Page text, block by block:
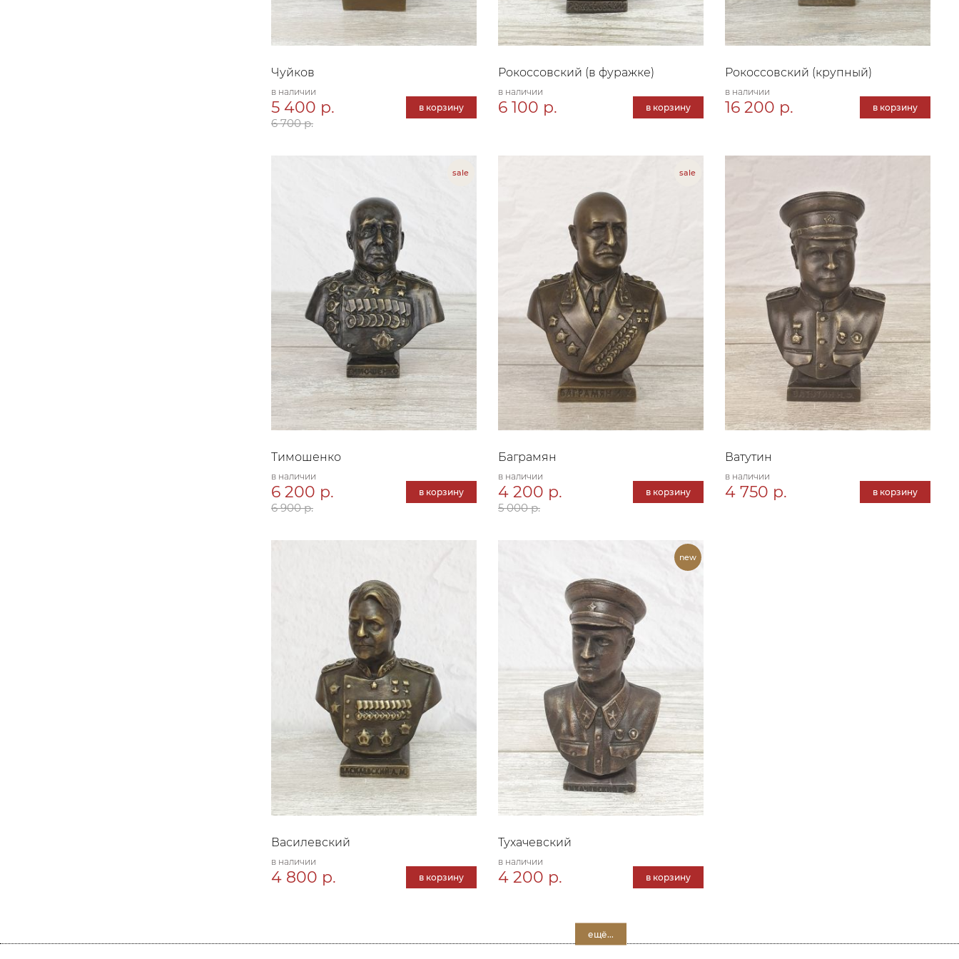
Чуйков
в наличии
5 400 р.
6 700 р.
в корзину
Рокоссовский (в фуражке)
в наличии
6 100 р. в корзину
Рокоссовский (крупный)
в наличии
16 200 р. в корзину
Тимошенко
в наличии
6 200 р.
6 900 р.
в корзину
Баграмян
в наличии
4 200 р.
5 000 р.
в корзину
Ватутин
в наличии
4 750 р. в корзину
Василевский
в наличии
4 800 р. в корзину
Тухачевский
в наличии
4 200 р. в корзину
ещё...